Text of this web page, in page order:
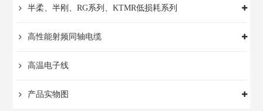
半柔、半刚、RG系列、KTMR低损耗系列
高性能射频同轴电缆
高温电子线
产品实物图